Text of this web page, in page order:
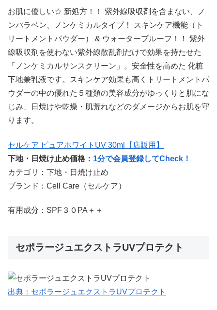
お肌に優しい☆ 新処方！！ 紫外線吸収剤を含まない、ノ
ンパラベン、ノンケミカルタイプ！ スキンケア機能（ト
リートメントパウダー） & ウォータープルーフ！！ 紫外
線吸収剤を使わない紫外線散乱剤だけで効果を持たせた
「ノンケミカルサンスクリーン」。安全性を高めた 化粧
下地兼乳液です。スキンケア効果も高くトリートメントパ
ウダーの中の優れた５種類の美容成分がゆっくりと肌にな
じみ、日焼けや乾燥・肌荒れなどのダメージからお肌を守
ります。
セルケア ピュアホワイトUV 30ml【店販用】
下地・日焼け止め価格： 1分で会員登録してCheck！
カテゴリ：下地・日焼け止め
ブランド：Cell Care（セルケア）
有用成分：SPF３０PA＋＋
セポラージュエクストラUVプロテクト
出典：セポラージュエクストラUVプロテクト